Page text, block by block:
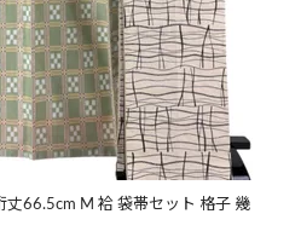
丈66.5cm M 袷 袋帯セット 格子 幾